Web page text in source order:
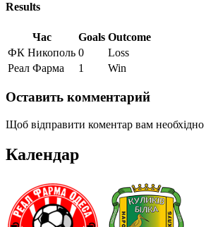
Results
Час Goals Outcome
ФК Никополь 0
Loss
Реал Фарма
1 Win
Оставить комментарий
Щоб відправити коментар вам необхідно
Календар